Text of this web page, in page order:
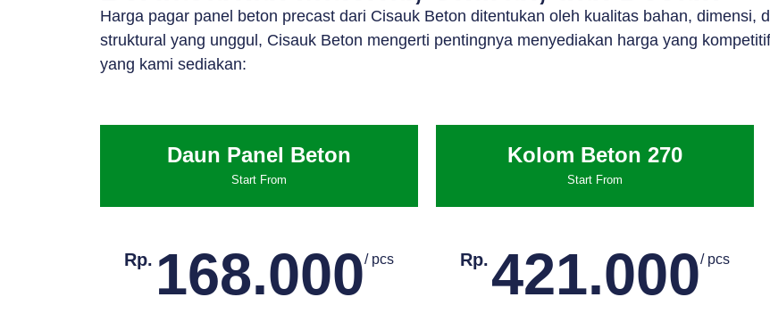
Harga pagar panel beton precast dari Cisauk Beton ditentukan oleh kualitas bahan, dimensi,
struktural yang unggul, Cisauk Beton mengerti pentingnya menyediakan harga yang
yang kami sediakan:
Daun Panel Beton
Start From
Rp. 168.000/ pcs
Kolom Beton 270
Start From
Rp. 421.000/ pcs